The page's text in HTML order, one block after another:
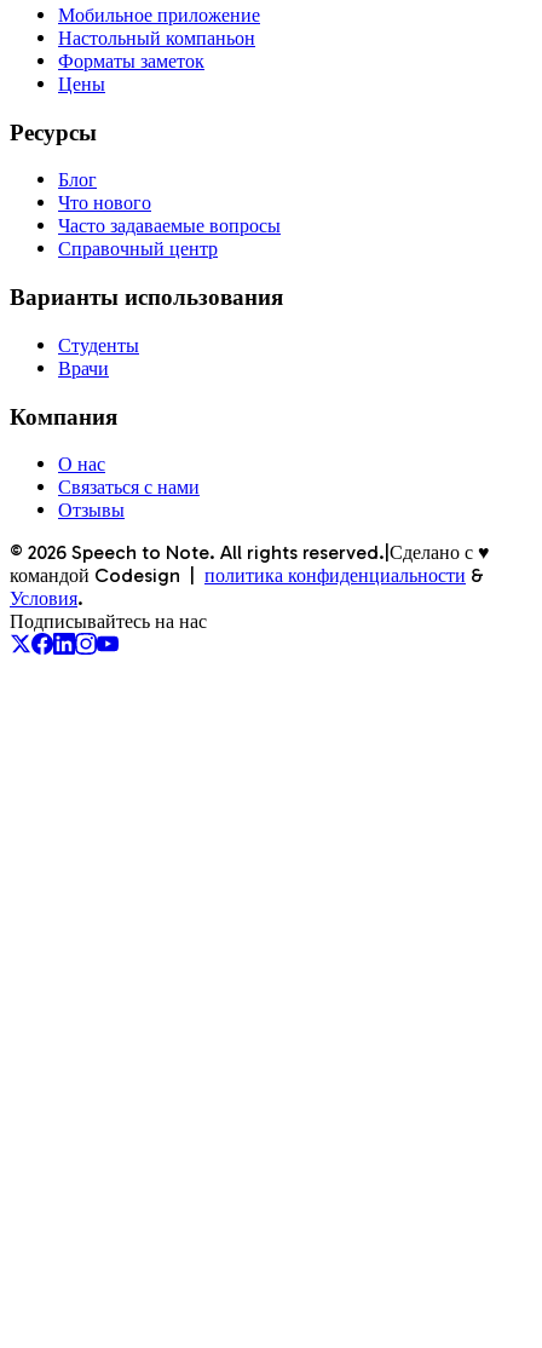
Мобильное приложение
Настольный компаньон
Форматы заметок
Цены
Ресурсы
Блог
Что нового
Часто задаваемые вопросы
Справочный центр
Варианты использования
Студенты
Врачи
Компания
О нас
Связаться с нами
Отзывы
© 2026 Speech to Note. All rights reserved. Сделано с ♥
командой Codesign
политика конфиденциальности &
Условия.
Подписывайтесь на нас